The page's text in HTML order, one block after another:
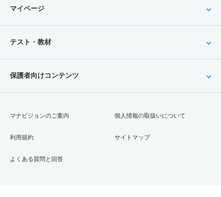
マイページ
テスト・教材
保護者向けコンテンツ
マナビジョンのご案内
利用規約
よくある質問と回答
個人情報の取扱いについて
サイトマップ